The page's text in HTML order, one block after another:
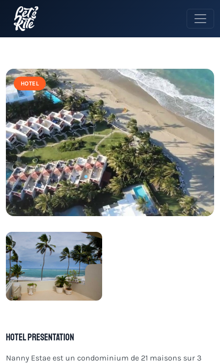
HOTEL
Hotel Presentation
Nanny Estae est un condominium de 21 maisons sur 3